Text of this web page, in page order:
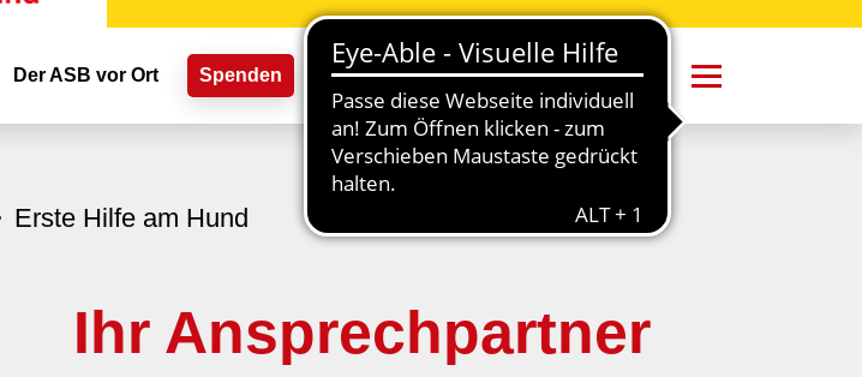
Der ASB vor Ort Spenden
Erste Hilfe am Hund
Ihr Ansprechpartner